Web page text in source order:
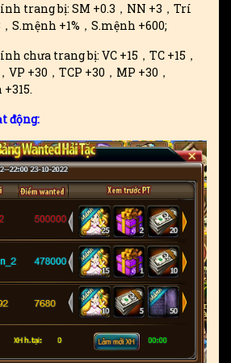
trang bị: SM +0.3，NN +3，Trí
S.mệnh +1%，S.mệnh +600;
chưa trang bị: VC +15，TC +15，
VP +30，TCP +30，MP +30，
động: